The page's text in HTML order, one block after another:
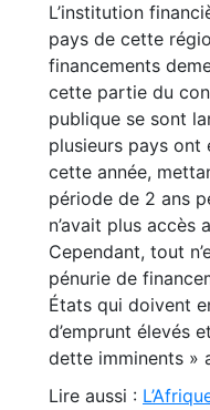
L’institution
pays de cette
financements
cette partie du
publique se sont
plusieurs pays ont
cette année,
période de 2 ans
n’avait plus accès
Cependant, tout
pénurie de
États qui doivent
d’emprunt élevés
dette imminents »
Lire aussi :